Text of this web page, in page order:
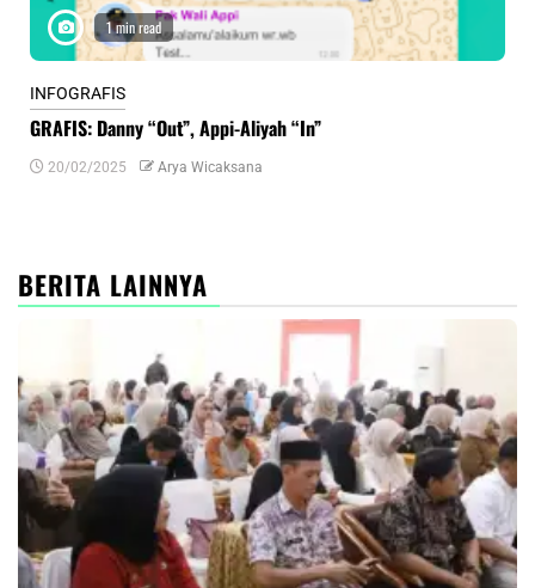
1 min read
INFOGRAFIS
GRAFIS: Danny “Out”, Appi-Aliyah “In”
20/02/2025 Arya Wicaksana
BERITA LAINNYA